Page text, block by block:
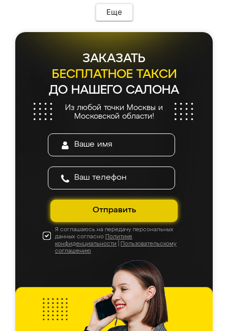
Еще
ЗАКАЗАТЬ
БЕСПЛАТНОЕ ТАКСИ
ДО НАШЕГО САЛОНА
Из любой точки Москвы и
Московской области!
Отправить
Я соглашаюсь на передачу персональных
данных согласно Политике
конфиденциальности
Пользовательскому
соглашению